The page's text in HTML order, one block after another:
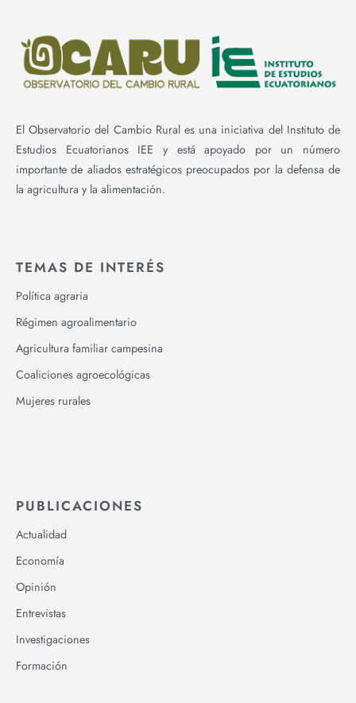
El Observatorio del Cambio Rural es una iniciativa del Instituto de
Estudios Ecuatorianos IEE y está apoyado por un número
importante de aliados estratégicos preocupados por la defensa de
la agricultura y la alimentación.
TEMAS DE INTERÉS
Política agraria
Régimen agroalimentario
Agricultura familiar campesina
Coaliciones agroecológicas
Mujeres rurales
PUBLICACIONES
Actualidad
Economía
Opinión
Entrevistas
Investigaciones
Formación